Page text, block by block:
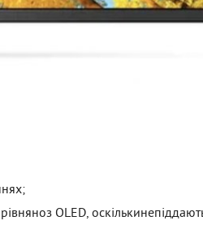
OLED,